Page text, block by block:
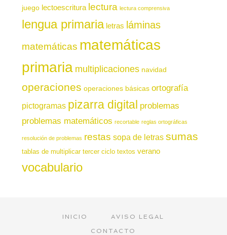
juego lectoescritura lectura lectura comprensiva
lengua primaria letras láminas
matemáticas matemáticas
primaria multiplicaciones navidad
operaciones operaciones básicas ortografía
pictogramas pizarra digital problemas
problemas matemáticos recortable reglas ortográficas
resolución de problemas restas sopa de letras sumas
tablas de multiplicar tercer ciclo textos verano
vocabulario
INICIO
AVISO LEGAL
CONTACTO